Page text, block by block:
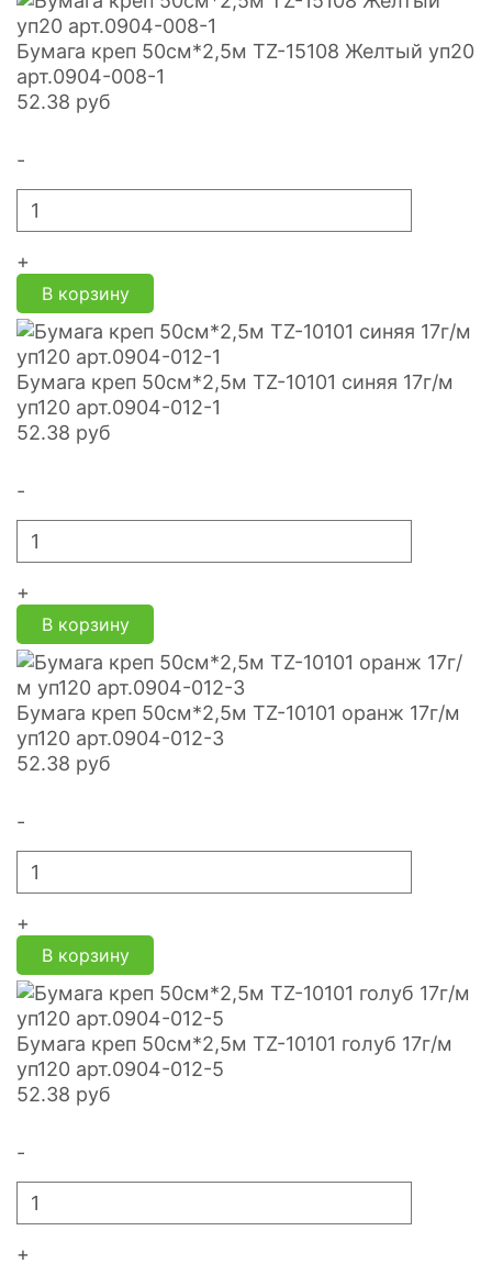
Бумага креп 50см*2,5м TZ-15108 Желтый уп20
арт.0904-008-1
52.38 руб
-
+
В корзину
Бумага креп 50см*2,5м TZ-10101 синяя 17г/м
уп120 арт.0904-012-1
52.38 руб
-
+
В корзину
Бумага креп 50см*2,5м TZ-10101 оранж 17г/м
уп120 арт.0904-012-3
52.38 руб
-
+
В корзину
Бумага креп 50см*2,5м TZ-10101 голуб 17г/м
уп120 арт.0904-012-5
52.38 руб
-
+